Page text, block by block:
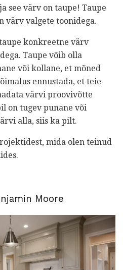
see värv on taupe! Taupe
värv valgete toonidega.
konkreetne värv
Taupe võib olla
või kollane, et mõned
ennustada, et teie
värvi proovivõtte
on tugev punane või
alla, siis ka pilt.
mida olen teinud
Moore